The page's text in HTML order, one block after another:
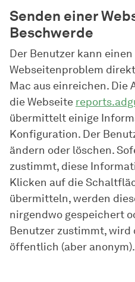
Senden einer
Beschwerde
Der Benutzer kann
Webseitenproblem
Mac aus einreichen. Die
die Webseite
übermittelt einige
Konfiguration. Der
ändern oder löschen.
zustimmt, diese
Klicken auf die
übermitteln, werden
nirgendwo gespeichert
Benutzer zustimmt, wird
öffentlich (aber anonym).